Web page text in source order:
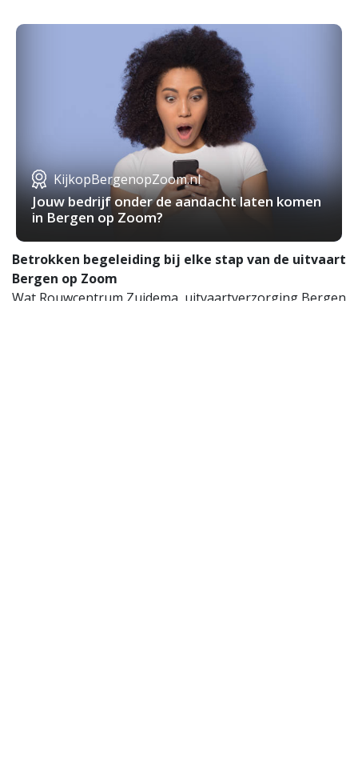
KijkopBergenopZoom.nl
Jouw bedrijf onder de aandacht laten komen
in Bergen op Zoom?
Betrokken begeleiding bij elke stap van de uitvaart
Bergen op Zoom
Wat Rouwcentrum Zuidema, uitvaartverzorging Bergen